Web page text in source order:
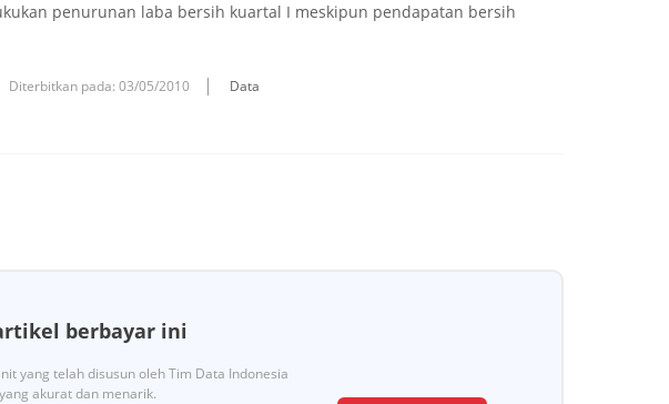
penurunan laba bersih kuartal I meskipun pendapatan bersih
Diterbitkan pada: 03/05/2010 Data
berbayar ini
yang telah disusun oleh Tim Data Indonesia
akurat dan menarik.